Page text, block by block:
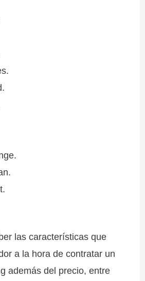
las características que
a la hora de contratar un
además del precio, entre